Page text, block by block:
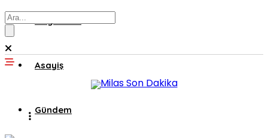
Muğla’dan
Asayiş
Gündem